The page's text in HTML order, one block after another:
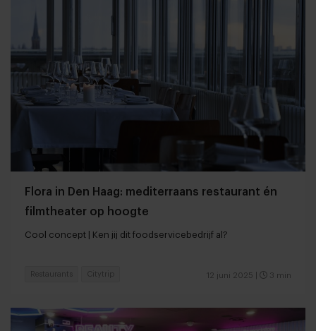
Flora in Den Haag: mediterraans restaurant én
filmtheater op hoogte
Cool concept | Ken jij dit foodservicebedrijf al?
12 juni 2025 3 min
Restaurants Citytrip